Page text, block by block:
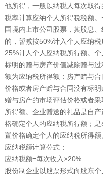
他所得，一般以纳税人每次取
税率计算应纳个人所得税税额
国境内上市公司股票，其股息
的，暂减按50%计入个人应纳
25%计人个人应纳税所得额。
标明的赠与房产价值减除赠与
额为应纳税所得额；房产赠与
价格或者房产赠与合同没有标
赠与房产的市场评估价格或者
所得额。企业赠送的礼品是自
格确定个人的应纳税所得额；
置价格确定个人的应纳税所得额
应纳税额计算公式：
应纳税额=每次收入×20%
股份制企业以股票形式向股东